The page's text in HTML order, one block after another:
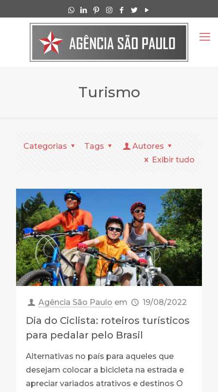
Turismo
Categorias Tags
Autores
Exibir tudo
Agência São Paulo em 19/08/2022
Dia do Ciclista: roteiros turísticos
para pedalar pelo Brasil
Alternativas no país para aqueles que
desejam colocar a bicicleta na estrada e
apreciar variados atrativos e destinos O